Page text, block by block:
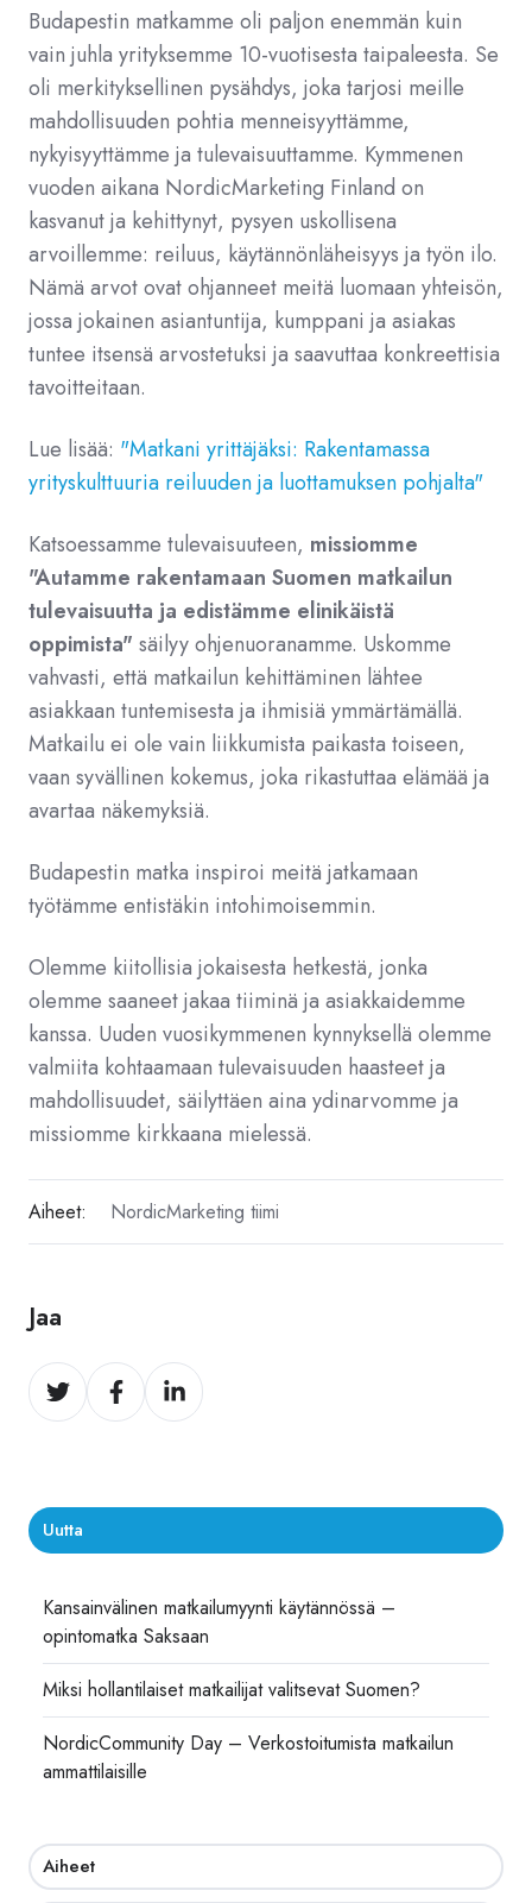
Budapestin matkamme oli paljon enemmän kuin
vain juhla yrityksemme 10-vuotisesta taipaleesta. Se
oli merkityksellinen pysähdys, joka tarjosi meille
mahdollisuuden pohtia menneisyyttämme,
nykyisyyttämme ja tulevaisuuttamme. Kymmenen
vuoden aikana NordicMarketing Finland on
kasvanut ja kehittynyt, pysyen uskollisena
arvoillemme: reiluus, käytännönläheisyys ja työn ilo.
Nämä arvot ovat ohjanneet meitä luomaan yhteisön,
jossa jokainen asiantuntija, kumppani ja asiakas
tuntee itsensä arvostetuksi ja saavuttaa konkreettisia
tavoitteitaan.
Lue lisää: "Matkani yrittäjäksi: Rakentamassa
yrityskulttuuria reiluuden ja luottamuksen pohjalta"
Katsoessamme tulevaisuuteen, missiomme
"Autamme rakentamaan Suomen matkailun
tulevaisuutta ja edistämme elinikäistä
oppimista" säilyy ohjenuoranamme. Uskomme
vahvasti, että matkailun kehittäminen lähtee
asiakkaan tuntemisesta ja ihmisiä ymmärtämällä.
Matkailu ei ole vain liikkumista paikasta toiseen,
vaan syvällinen kokemus, joka rikastuttaa elämää ja
avartaa näkemyksiä.
Budapestin matka inspiroi meitä jatkamaan
työtämme entistäkin intohimoisemmin.
Olemme kiitollisia jokaisesta hetkestä, jonka
olemme saaneet jakaa tiiminä ja asiakkaidemme
kanssa. Uuden vuosikymmenen kynnyksellä olemme
valmiita kohtaamaan tulevaisuuden haasteet ja
mahdollisuudet, säilyttäen aina ydinarvomme ja
missiomme kirkkaana mielessä.
Aiheet: NordicMarketing tiimi
Jaa
Jaa
Twitter
Jaa
Facebook
Jaa
LinkedIn
Uutta
Kansainvälinen matkailumyynti käytännössä –
opintomatka Saksaan
Miksi hollantilaiset matkailijat valitsevat Suomen?
NordicCommunity Day – Verkostoitumista matkailun
ammattilaisille
Aiheet